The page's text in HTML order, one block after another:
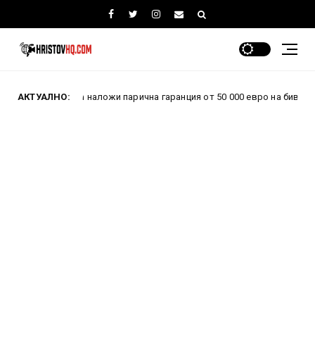
АКТУАЛНО:
СГП наложи парична гаранция от 50 000 евро на бившия шеф на